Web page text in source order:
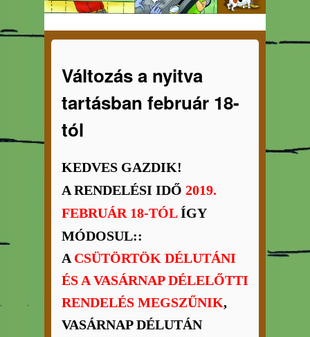
Változás a nyitva
tartásban február 18-
tól
KEDVES GAZDIK!
A RENDELÉSI IDŐ 2019.
FEBRUÁR 18-TÓLÍGY
MÓDOSUL::
A CSÜTÖRTÖK DÉLUTÁNI
ÉS A VASÁRNAP DÉLELŐTTI
RENDELÉS MEGSZŰNIK,
VASÁRNAP DÉLUTÁN